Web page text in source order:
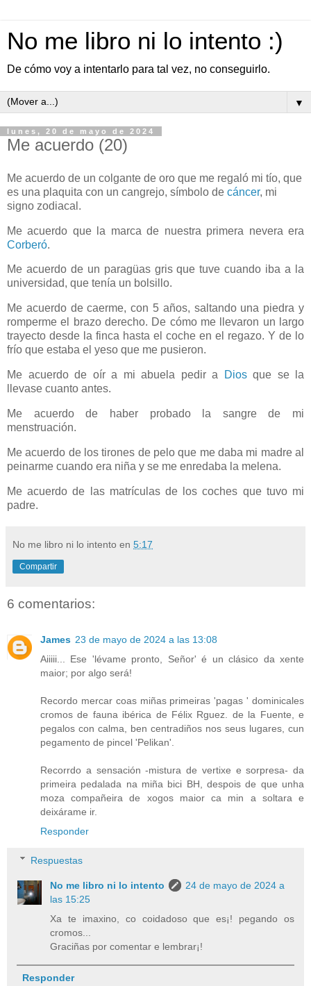
No me libro ni lo intento :)
De cómo voy a intentarlo para tal vez, no conseguirlo.
▼
lunes, 20 de mayo de 2024
Me acuerdo (20)
Me acuerdo de un colgante de oro que me regaló mi tío, que
es una plaquita con un cangrejo, símbolo de cáncer, mi
signo zodiacal.
Me acuerdo que la marca de nuestra primera nevera era
Corberó.
Me acuerdo de un paragüas gris que tuve cuando iba a la
universidad, que tenía un bolsillo.
Me acuerdo de caerme, con 5 años, saltando una piedra y
romperme el brazo derecho. De cómo me llevaron un largo
trayecto desde la finca hasta el coche en el regazo. Y de lo
frío que estaba el yeso que me pusieron.
Me acuerdo de oír a mi abuela pedir a Diosque se la
llevase cuanto antes.
Me acuerdo de haber probado la sangre de mi
menstruación.
Me acuerdo de los tirones de pelo que me daba mi madre al
peinarme cuando era niña y se me enredaba la melena.
Me acuerdo de las matrículas de los coches que tuvo mi
padre.
No me libro ni lo intento en 5:17
Compartir
6 comentarios:
James 23 de mayo de 2024 a las 13:08
Aiiiii... Ese 'lévame pronto, Señor' é un clásico da xente
maior; por algo será!
Recordo mercar coas miñas primeiras 'pagas ' dominicales
cromos de fauna ibérica de Félix Rguez. de la Fuente, e
pegalos con calma, ben centradiños nos seus lugares, cun
pegamento de pincel 'Pelikan'.
Recorrdo a sensación -mistura de vertixe e sorpresa- da
primeira pedalada na miña bici BH, despois de que unha
moza compañeira de xogos maior ca min a soltara e
deixárame ir.
Responder
Respuestas
No me libro ni lo intento
24 de mayo de 2024 a
las 15:25
Xa te imaxino, co coidadoso que es¡! pegando os
cromos...
Graciñas por comentar e lembrar¡!
Responder